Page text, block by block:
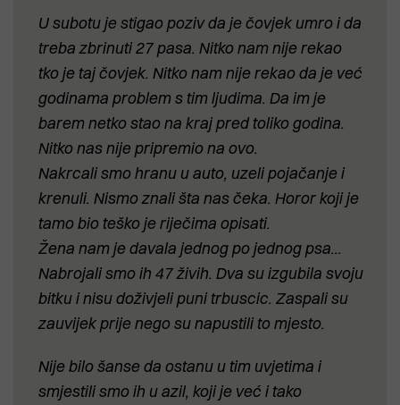
U subotu je stigao poziv da je čovjek umro i da
treba zbrinuti 27 pasa. Nitko nam nije rekao
tko je taj čovjek. Nitko nam nije rekao da je već
godinama problem s tim ljudima. Da im je
barem netko stao na kraj pred toliko godina.
Nitko nas nije pripremio na ovo.
Nakrcali smo hranu u auto, uzeli pojačanje i
krenuli. Nismo znali šta nas čeka. Horor koji je
tamo bio teško je riječima opisati.
Žena nam je davala jednog po jednog psa...
Nabrojali smo ih 47 živih. Dva su izgubila svoju
bitku i nisu doživjeli puni trbuscic. Zaspali su
zauvijek prije nego su napustili to mjesto.
Nije bilo šanse da ostanu u tim uvjetima i
smjestili smo ih u azil, koji je već i tako